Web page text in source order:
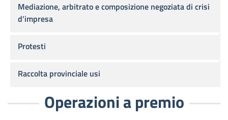
Operazioni a premio
Mediazione, arbitrato e composizione negoziata di crisi
d’impresa
Protesti
Raccolta provinciale usi